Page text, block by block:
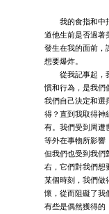
我的食指和中指
道他生前是否過著
發生在我的面前，
想要爆炸。
從我記事起，我
慣和行為，是我們
我們自己決定和選
得？直到我取得神
有。我們受到周遭
等外在事物所影響
但我們也受到我們
右，它們對我們想
某個時刻，我們做
懷，從而阻礙了我
有些是偶然獲得的